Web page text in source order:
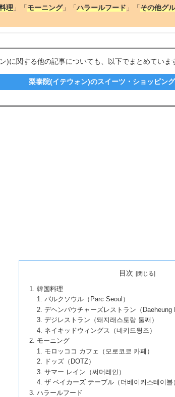
理」「モーニング」「ハラールフード」「その他グ
)に関する他の記事についても、以下でまとめていま
梨泰院(イテウォン)のスイーツ・ショッピン
目次
韓国料理
パルクソウル（Parc Seoul）
デヘンバウチャーズレストラン（Daeheung
デジレストラン（돼지래스토랑 둘째）
ネイキッドウィングス（네키드윙즈）
モーニング
モロッココ カフェ（모로코코 카페）
ドッズ（DOTZ）
サマー レイン（써머레인）
ザ ベイカーズ テーブル（더베이커스테이블
ハラールフード